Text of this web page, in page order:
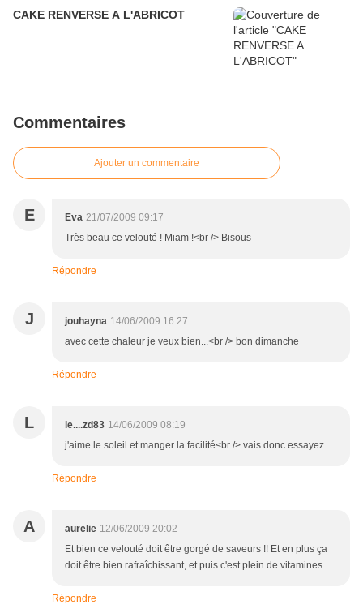
CAKE RENVERSE A L'ABRICOT
Commentaires
Ajouter un commentaire
E Eva 21/07/2009 09:17
Très beau ce velouté ! Miam !<br /> Bisous
Répondre
J jouhayna 14/06/2009 16:27
avec cette chaleur je veux bien...<br /> bon dimanche
Répondre
L le....zd83 14/06/2009 08:19
j'aime le soleil et manger la facilité<br /> vais donc essayez....
Répondre
A aurelie 12/06/2009 20:02
Et bien ce velouté doit être gorgé de saveurs !! Et en plus ça
doit être bien rafraîchissant, et puis c'est plein de vitamines.
Répondre